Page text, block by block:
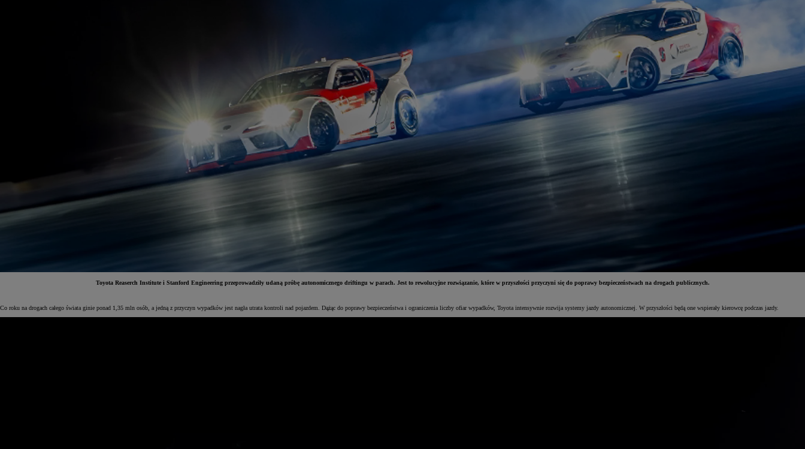
Od81 900 zł
Toyota Reaserch Institute i Stanford Engineering przeprowadziły udaną próbę autonomicznego driftingu w parach. Jest to rewolucyjne rozwiązanie, które w przyszłości przyczyni się do poprawy bezpieczeństwach na drogach publicznych.
Co roku na drogach całego świata ginie ponad 1,35 mln osób, a jedną z przyczyn wypadków jest nagła utrata kontroli nad pojazdem. Dążąc do poprawy bezpieczeństwa i ograniczenia liczby ofiar wypadków, Toyota intensywnie rozwija systemy jazdy autonomicznej. W przyszłości będą one wspierały kierowcę podczas jazdy.